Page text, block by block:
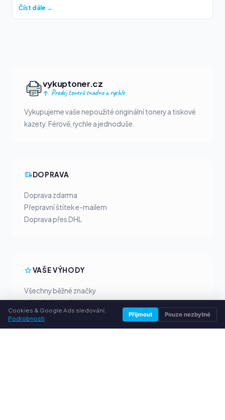
Číst dále →
vykuptoner.cz
Prodej tonerů snadno a rychle
Vykupujeme vaše nepoužité originální tonery a tiskové
kazety. Férově, rychle a jednoduše.
DOPRAVA
Doprava zdarma
Přepravní štítek e-mailem
Doprava přes DHL
VAŠE VÝHODY
Všechny běžné značky
Férové výkupní ceny
Peníze předem přes PayPal
Osobní poradenství
Cookies & Google Ads sledování.
Podrobnosti
Přijmout Pouze nezbytné